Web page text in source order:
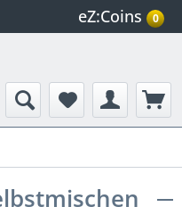
eZ:Coins 0